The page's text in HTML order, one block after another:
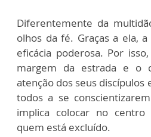
Diferentemente da
olhos da fé. Graças a ela,
eficácia poderosa. Por
margem da estrada e o
atenção dos seus discípulos
todos a se
implica colocar no
quem está excluído.